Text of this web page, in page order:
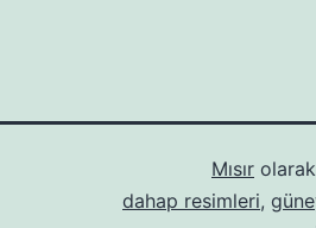
Mısır olarak
dahap resimleri,